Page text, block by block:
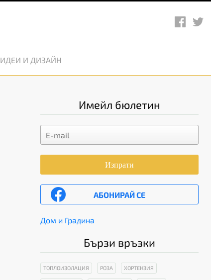
ИДЕИ И ДИЗАЙН
Имейл бюлетин
Изпрати
АБОНИРАЙ СЕ
Дом и Градина
Бързи връзки
ТОПЛОИЗОЛАЦИЯ РОЗА ХОРТЕНЗИЯ